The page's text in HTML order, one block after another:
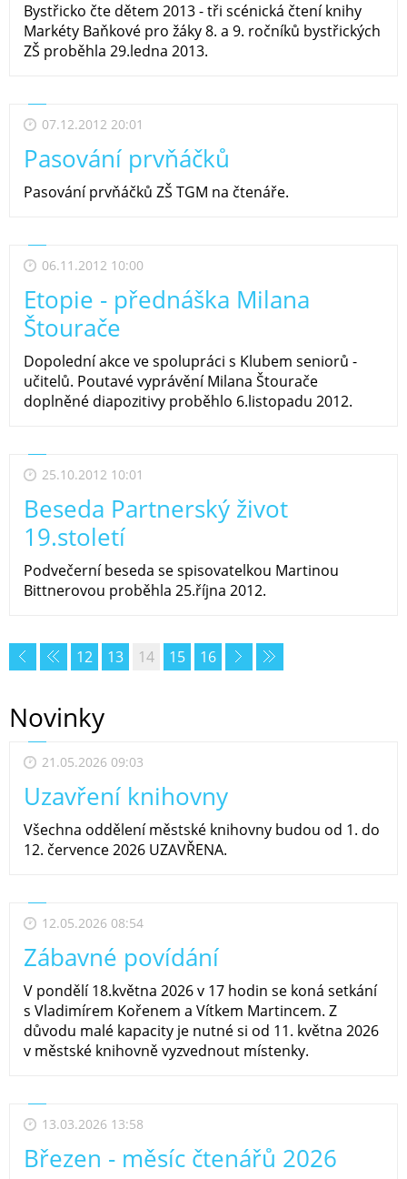
Bystřicko čte dětem 2013 - tři scénická čtení knihy
Markéty Baňkové pro žáky 8. a 9. ročníků bystřických
ZŠ proběhla 29.ledna 2013.
07.12.2012 20:01
Pasování prvňáčků
Pasování prvňáčků ZŠ TGM na čtenáře.
06.11.2012 10:00
Etopie - přednáška Milana
Štourače
Dopolední akce ve spolupráci s Klubem seniorů -
učitelů. Poutavé vyprávění Milana Štourače
doplněné diapozitivy proběhlo 6.listopadu 2012.
25.10.2012 10:01
Beseda Partnerský život
19.století
Podvečerní beseda se spisovatelkou Martinou
Bittnerovou proběhla 25.října 2012.
12 13 14 15 16
Novinky
21.05.2026 09:03
Uzavření knihovny
Všechna oddělení městské knihovny budou od 1. do
12. července 2026 UZAVŘENA.
12.05.2026 08:54
Zábavné povídání
V pondělí 18.května 2026 v 17 hodin se koná setkání
s Vladimírem Kořenem a Vítkem Martincem. Z
důvodu malé kapacity je nutné si od 11. května 2026
v městské knihovně vyzvednout místenky.
13.03.2026 13:58
Březen - měsíc čtenářů 2026